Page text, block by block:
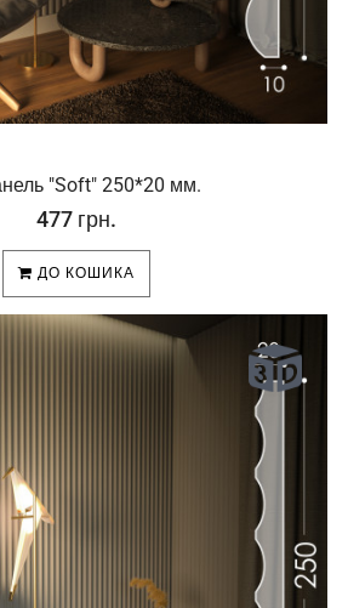
"Soft" 250*20 мм.
477 грн.
ДО КОШИКА